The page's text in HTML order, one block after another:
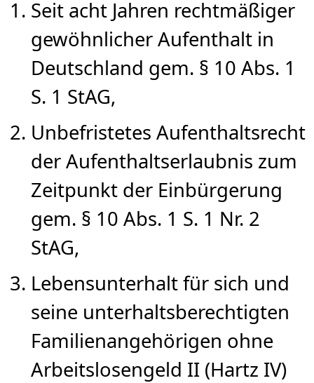
Seit acht Jahren rechtmäßiger
gewöhnlicher Aufenthalt in
Deutschland gem. § 10 Abs. 1
S. 1 StAG,
Unbefristetes Aufenthaltsrecht
der Aufenthaltserlaubnis zum
Zeitpunkt der Einbürgerung
gem. § 10 Abs. 1 S. 1 Nr. 2
StAG,
Lebensunterhalt für sich und
seine unterhaltsberechtigten
Familienangehörigen ohne
Arbeitslosengeld II (Hartz IV)